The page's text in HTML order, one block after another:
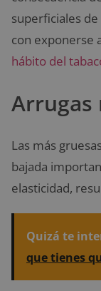
superficiales
con exponerse
hábito del
Arrugas
Las más
bajada
elasticidad,
Quizá te
que tienes